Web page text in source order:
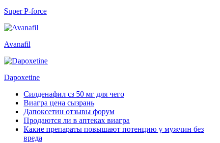
Super P-force
Avanafil
Dapoxetine
Силденафил сз 50 мг для чего
Виагра цена сызрань
Дапоксетин отзывы форум
Продаются ли в аптеках виагра
Какие препараты повышают потенцию у мужчин без
вреда